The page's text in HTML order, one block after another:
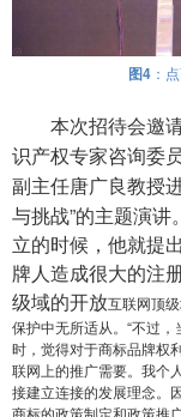
图4：
本次招待会邀
识产权专家咨询委
副主任唐广良教授
与挑战”的主题演
立的时候，他就提
牌人造成很大的注
级域的开放互联网顶
保护中无所适从。“不过
时，觉得对于商标品牌权
联网上的推广需要。我个
接建立连接的发展理念。